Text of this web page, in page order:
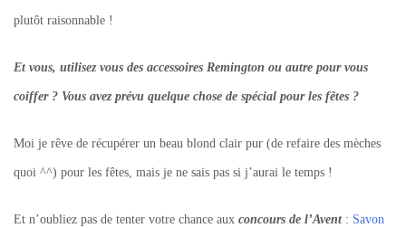
plutôt raisonnable !
Et vous, utilisez vous des accessoires Remington ou autre pour vous
coiffer ? Vous avez prévu quelque chose de spécial pour les fêtes ?
Moi je rêve de récupérer un beau blond clair pur (de refaire des mèches
quoi ^^) pour les fêtes, mais je ne sais pas si j’aurai le temps !
Et n’oubliez pas de tenter votre chance aux concours de l’Avent : Savon